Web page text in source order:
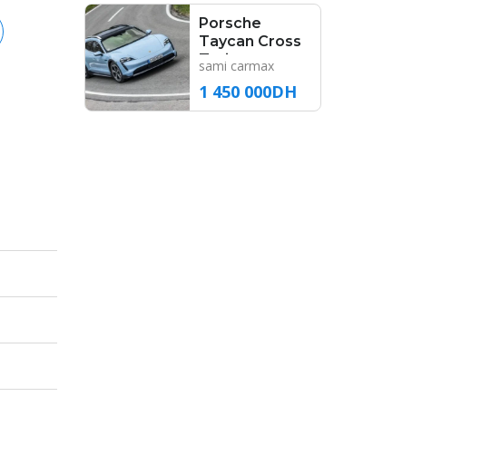
Porsche
Taycan Cross
Turismo
sami carmax
1 450 000DH